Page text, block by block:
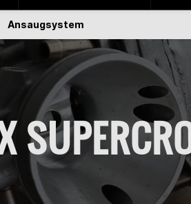
Ansaugsystem